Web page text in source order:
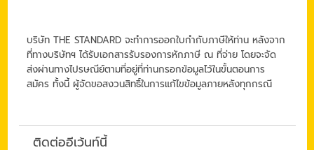
บริษัท THE STANDARD จะทำการออกใบกำกับภาษีให้ท่าน หลังจาก
ที่ทางบริษัทฯ ได้รับเอกสารรับรองการหักภาษี ณ ที่จ่าย โดยจะจัด
ส่งผ่านทางไปรษณีย์ตามที่อยู่ที่ท่านกรอกข้อมูลไว้ในขั้นตอนการ
สมัคร ทั้งนี้ ผู้จัดขอสงวนสิทธิ์ในการแก้ไขข้อมูลภายหลังทุกกรณี
ติดต่ออีเว้นท์นี้